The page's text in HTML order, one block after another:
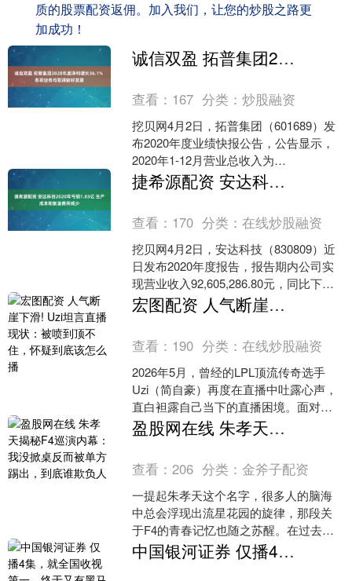
质的股票配资返佣。加入我们，让您的炒股之路更
加成功！
诚信双盈 拓普集团2020年度净利增长36.1% 各项业务均取得较好发展
查看： 167 分类：炒股融资
挖贝网4月2日，拓普集团（601689）发
布2020年度业绩快报公告，公告显示，
2020年1-12月营业总收入为
6,506,103,405.67元，比上年同期增....
捷希源配资 安达科技2020年亏损1.83亿 生产成本和制造费用减少
查看： 170 分类：在线炒股融资
挖贝网4月2日，安达科技（830809）近
日发布2020年度报告，报告期内公司实
现营业收入92,605,286.80元，同比下滑
39.71%；归属于挂牌公司股东....
宏图配资 人气断崖下滑! Uzi坦言直播现状：被喷到顶不住，怀疑到底该怎么播
查看： 190 分类：在线炒股融资
2026年5月，曾经的LPL顶流传奇选手
Uzi（简自豪）再度在直播中吐露心声，
直白袒露自己当下的直播困境。面对肉
眼可见的人气下滑、直播间争议节奏不
断，Uzi心态....
盈股网在线 朱孝天揭秘F4巡演内幕：我没掀桌反而被单方踢出，到底谁欺负人
查看：206 分类：金斧子配资
一提起朱孝天这个名字，很多人的脑海
中总会浮现出流星花园的旋律，那段关
于F4的青春记忆也随之苏醒。在过去的
岁月里，这四个大男孩几乎成了一个时
代的娱乐符号，每一个动....
中国银河证券 仅播4集，就全国收视第一，终于又有黑马剧可以追了!